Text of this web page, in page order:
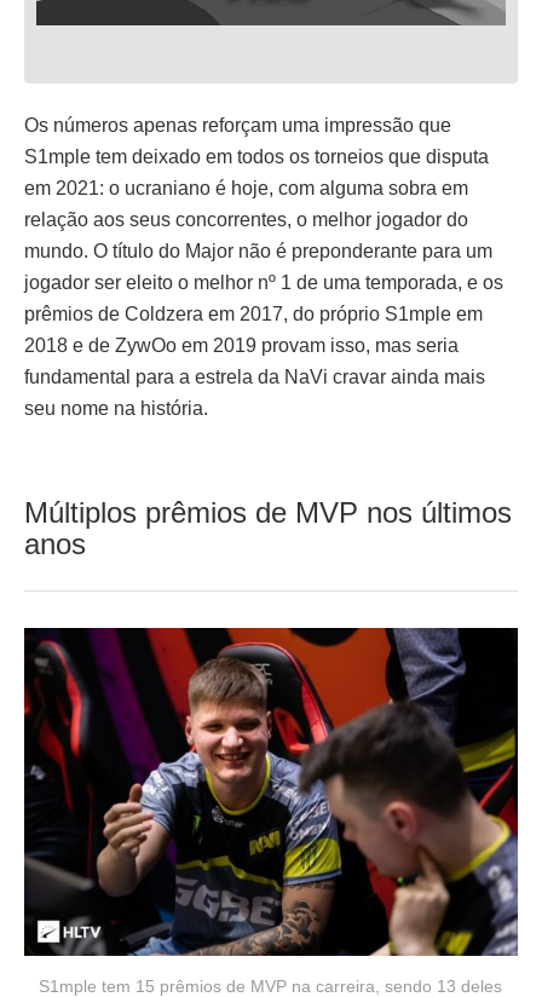
Os números apenas reforçam uma impressão que
S1mple tem deixado em todos os torneios que disputa
em 2021: o ucraniano é hoje, com alguma sobra em
relação aos seus concorrentes, o melhor jogador do
mundo. O título do Major não é preponderante para um
jogador ser eleito o melhor nº 1 de uma temporada, e os
prêmios de Coldzera em 2017, do próprio S1mple em
2018 e de ZywOo em 2019 provam isso, mas seria
fundamental para a estrela da NaVi cravar ainda mais
seu nome na história.
Múltiplos prêmios de MVP nos últimos
anos
S1mple tem 15 prêmios de MVP na carreira, sendo 13 deles